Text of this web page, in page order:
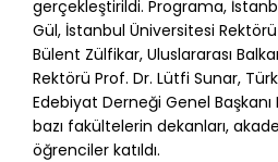
gerçekleştirildi. Programa,
Gül, İstanbul Üniversitesi
Bülent Zülfikar, Uluslararası
Rektörü Prof. Dr. Lütfi Sunar,
Edebiyat Derneği Genel Başkanı
bazı fakültelerin dekanları,
öğrenciler katıldı.